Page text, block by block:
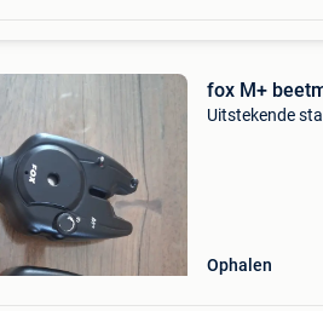
fox M+
Uitstekende
Ophalen